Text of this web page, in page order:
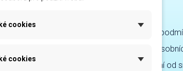
Obchodní
Ochrana
Odstoupení od
cookies
cookies